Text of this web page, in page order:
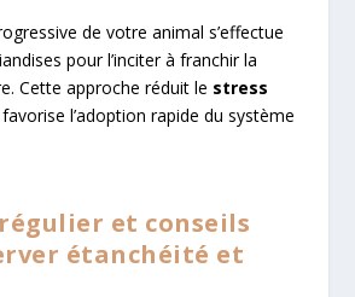
de votre animal s’effectue
pour l’inciter à franchir la
Cette approche réduit le stress
l’adoption rapide du système
et conseils
étanchéité et